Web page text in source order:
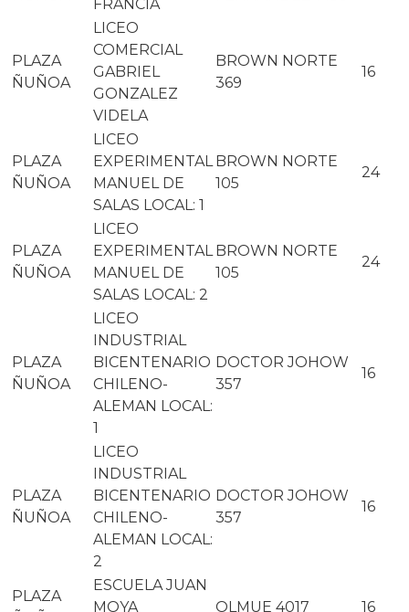
FRANCIA
PLAZA
ÑUÑOA
LICEO
COMERCIAL
GABRIEL
GONZALEZ
VIDELA
BROWN NORTE
369
16
PLAZA
ÑUÑOA
LICEO
EXPERIMENTAL
MANUEL DE
SALAS LOCAL: 1
BROWN NORTE
105
24
PLAZA
ÑUÑOA
LICEO
EXPERIMENTAL
MANUEL DE
SALAS LOCAL: 2
BROWN NORTE
105
24
PLAZA
ÑUÑOA
LICEO
INDUSTRIAL
BICENTENARIO
CHILENO-
ALEMAN LOCAL:
1
DOCTOR JOHOW
357
16
PLAZA
ÑUÑOA
LICEO
INDUSTRIAL
BICENTENARIO
CHILENO-
ALEMAN LOCAL:
2
DOCTOR JOHOW
357
16
PLAZA
ESCUELA JUAN
MOYA
OLMUE 4017 16